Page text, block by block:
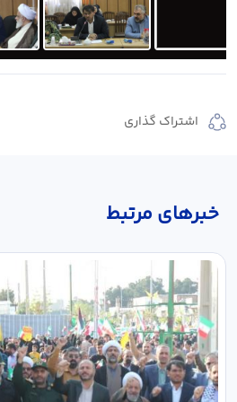
اشتراک گذاری
خبر‌های مرتبط